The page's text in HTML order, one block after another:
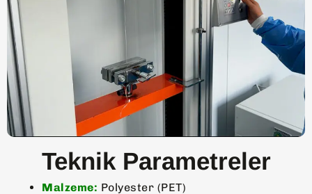
Teknik Parametreler
Malzeme: Polyester (PET)